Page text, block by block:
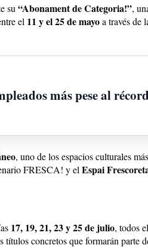
su “Abonament de Categoria!”,
el 11 y el 25 de mayoa través de
más pese al
, uno de los espacios culturales
FRESCA! y el Espai
17, 19, 21, 23 y 25 de julio, todos
concretos que formarán parte